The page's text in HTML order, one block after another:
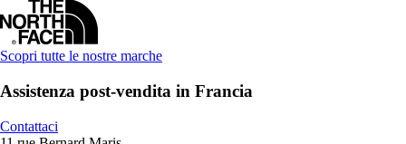
Scopri tutte le nostre marche
Assistenza post-vendita in Francia
Contattaci